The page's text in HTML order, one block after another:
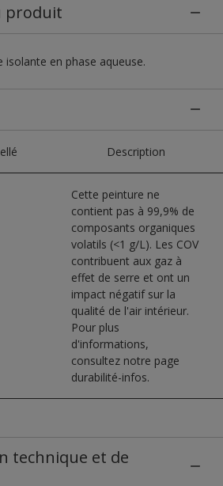
produit
isolante en phase aqueuse.
Description
Cette peinture ne
contient pas à 99,9% de
composants organiques
volatils (<1 g/L). Les COV
contribuent aux gaz à
effet de serre et ont un
impact négatif sur la
qualité de l'air intérieur.
Pour plus
d'informations,
consultez notre page
durabilité-infos.
technique et de